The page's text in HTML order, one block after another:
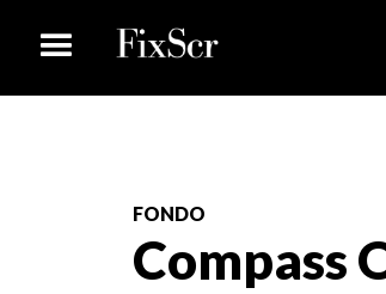
FONDO
Compass